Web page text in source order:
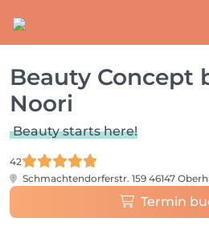
Beauty Concept
Noori
Beauty starts here!
42
Schmachtendorferstr. 159 46147
Termin